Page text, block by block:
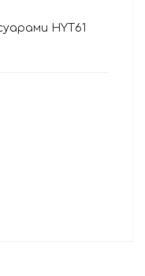
HYT61